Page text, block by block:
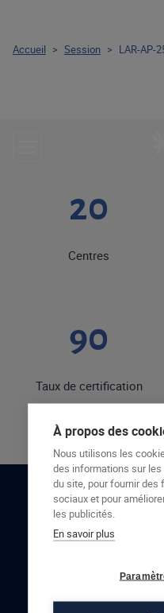
20
Centres
90
Taux de certification
Accueil > Session > LAR-AP-
À propos des
Nous utilisons les
des informations sur
du site, pour fournir
sociaux et pour
les publicités.
En savoir plus